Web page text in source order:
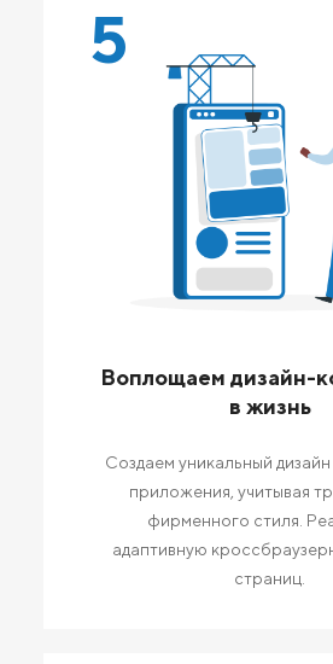
5
Воплощаем дизайн-
в жизнь
Создаем уникальный
приложения, учитывая
фирменного стиля.
адаптивную
страниц.